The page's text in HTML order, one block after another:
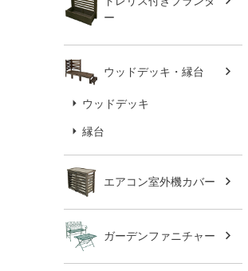
ー
ウッドデッキ・縁台
ウッドデッキ
縁台
エアコン室外機カバー
ガーデンファニチャー